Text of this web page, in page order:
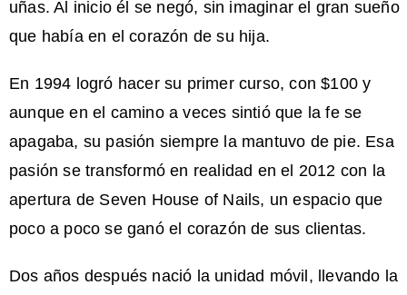
uñas. Al inicio él se negó, sin imaginar el gran sueño
que había en el corazón de su hija.
En 1994 logró hacer su primer curso, con $100 y
aunque en el camino a veces sintió que la fe se
apagaba, su pasión siempre la mantuvo de pie. Esa
pasión se transformó en realidad en el 2012 con la
apertura de Seven House of Nails, un espacio que
poco a poco se ganó el corazón de sus clientas.
Dos años después nació la unidad móvil, llevando la